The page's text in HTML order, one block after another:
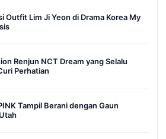
Outfit Lim Ji Yeon di Drama Korea My
Renjun NCT Dream yang Selalu
Perhatian
Tampil Berani dengan Gaun